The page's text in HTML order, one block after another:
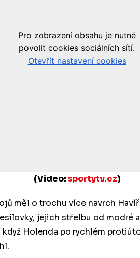
(Video:sportytv.cz)
měl o trochu více navrch
jejich střelbu od modré
Holenda po rychlém